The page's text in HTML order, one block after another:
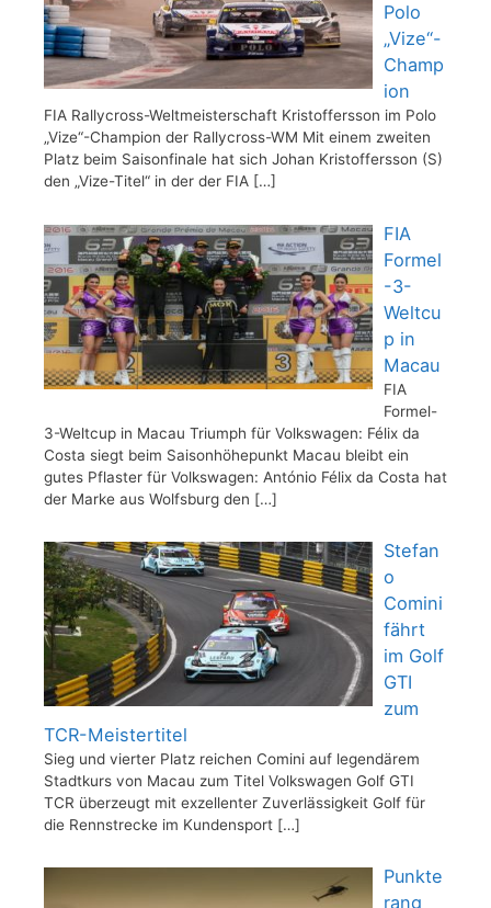
Polo
„Vize“-
Champ
ion
FIA Rallycross-Weltmeisterschaft Kristoffersson im Polo
„Vize“-Champion der Rallycross-WM Mit einem zweiten
Platz beim Saisonfinale hat sich Johan Kristoffersson (S)
den „Vize-Titel“ in der der FIA […]
FIA
Formel
-3-
Weltcu
p in
Macau
FIA
Formel-
3-Weltcup in Macau Triumph für Volkswagen: Félix da
Costa siegt beim Saisonhöhepunkt Macau bleibt ein
gutes Pflaster für Volkswagen: António Félix da Costa hat
der Marke aus Wolfsburg den […]
Stefan
o
Comini
fährt
im Golf
GTI
zum
TCR-Meistertitel
Sieg und vierter Platz reichen Comini auf legendärem
Stadtkurs von Macau zum Titel Volkswagen Golf GTI
TCR überzeugt mit exzellenter Zuverlässigkeit Golf für
die Rennstrecke im Kundensport […]
Punkte
rang